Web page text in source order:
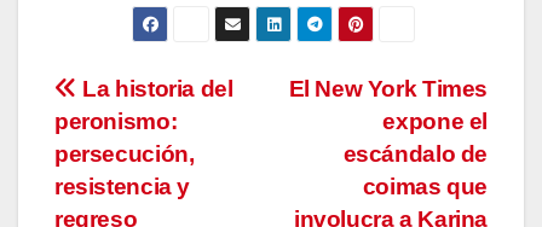
Navegación
de
entradas
El New York Times
expone el
escándalo de
coimas que
involucra a Karina
La historia del
peronismo:
persecución,
resistencia y
regreso